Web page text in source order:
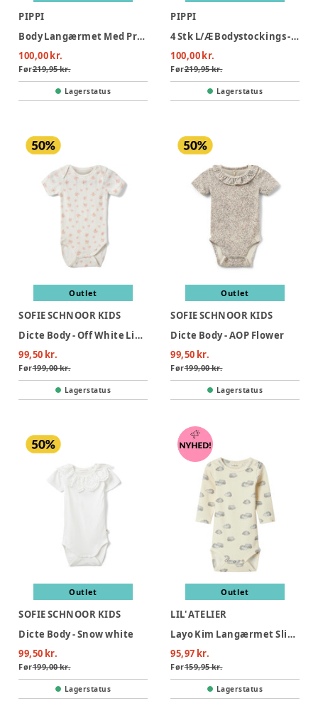
PIPPI
Body Langærmet Med Print 4-Pak - 501
100,00 kr.
Før219,95 kr.
Lagerstatus
PIPPI
4 Stk L/Æ Bodystockings - White 100
100,00 kr.
Før219,95 kr.
Lagerstatus
Outlet
SOFIE SCHNOOR KIDS
Dicte Body - Off White Light Pink
99,50 kr.
Før199,00 kr.
Lagerstatus
Outlet
SOFIE SCHNOOR KIDS
Dicte Body - AOP Flower
99,50 kr.
Før199,00 kr.
Lagerstatus
Outlet
SOFIE SCHNOOR KIDS
Dicte Body - Snow white
99,50 kr.
Før199,00 kr.
Lagerstatus
Outlet
LIL' ATELIER
Layo Kim Langærmet Slim Body - TURTLEDOVE
95,97 kr.
Før159,95 kr.
Lagerstatus